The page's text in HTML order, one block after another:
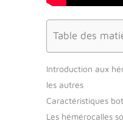
Table des
Introduction aux
les autres
Caractéristiques
Les hémérocalles